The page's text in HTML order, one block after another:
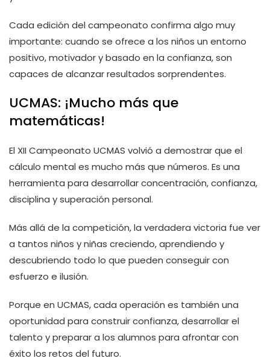
Cada edición del campeonato confirma algo muy
importante: cuando se ofrece a los niños un entorno
positivo, motivador y basado en la confianza, son
capaces de alcanzar resultados sorprendentes.
UCMAS: ¡Mucho más que
matemáticas!
El XII Campeonato UCMAS volvió a demostrar que el
cálculo mental es mucho más que números. Es una
herramienta para desarrollar concentración, confianza,
disciplina y superación personal.
Más allá de la competición, la verdadera victoria fue ver
a tantos niños y niñas creciendo, aprendiendo y
descubriendo todo lo que pueden conseguir con
esfuerzo e ilusión.
Porque en UCMAS, cada operación es también una
oportunidad para construir confianza, desarrollar el
talento y preparar a los alumnos para afrontar con
éxito los retos del futuro.